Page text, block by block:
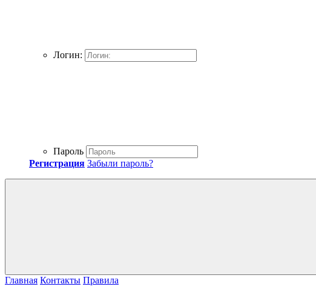
Логин:
Пароль
Регистрация Забыли пароль?
Главная Контакты Правила